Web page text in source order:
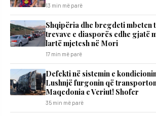
13 min më parë
Shqipëria dhe bregdeti mbeten
trevave e diasporës edhe gjatë
lartë mjetesh në Mori
17 min më parë
Defekti në sistemin e
Lushnjë furgonin që
Maqedonia e Veriut! Shofer
35 min më parë